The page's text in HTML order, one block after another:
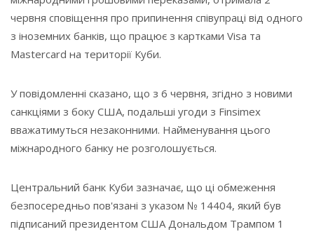
червня сповіщення про припинення співупраці від одного
з іноземних банків, що працює з картками Visa та
Mastercard на території Куби.
У повідомленні сказано, що з 6 червня, згідно з новими
санкціями з боку США, подальші угоди з Finsimex
вважатимуться незаконними. Найменування цього
міжнародного банку не розголошується.
Центральний банк Куби зазначає, що ці обмеження
безпосередньо пов'язані з указом № 14404, який був
підписаний президентом США Дональдом Трампом 1